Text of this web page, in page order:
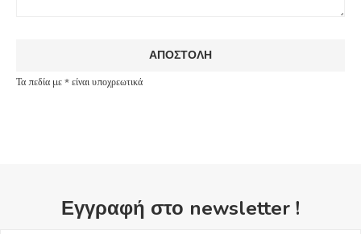
Τα πεδία με * είναι υποχρεωτικά
Εγγραφή στο newsletter !